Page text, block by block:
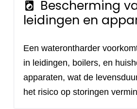
local_laundry_service
Bescherming
leidingen en
Een waterontharder
in leidingen, boilers, en
apparaten, wat de
het risico op storingen